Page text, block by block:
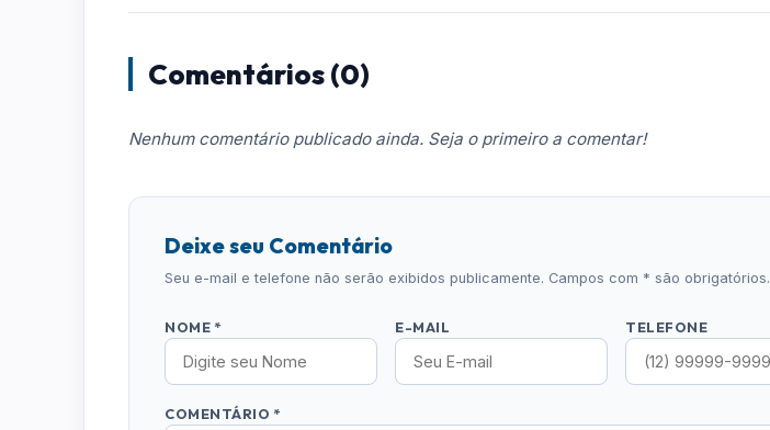
Comentários (0)
Nenhum comentário publicado ainda. Seja o primeiro a comentar!
Deixe seu Comentário
Seu e-mail e telefone não serão exibidos publicamente. Campos com * são obrigatórios.
NOME * E-MAIL TELEFONE
COMENTÁRIO *